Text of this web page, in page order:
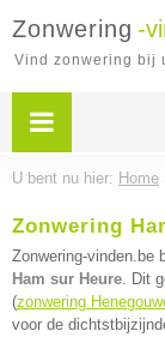
Zonwering -
Vind zonwering bij
U bent nu hier: Home
Zonwering
Zonwering-vinden.be
Ham sur Heure. Dit
(zonwering
voor de